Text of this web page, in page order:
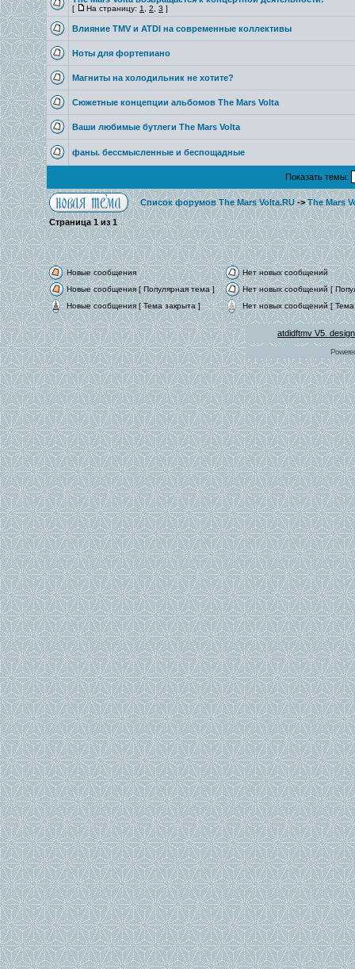
[ На страницу: 1 2 3 ]
Влияние TMV и ATDI на современные коллективы
Ноты для фортепиано
Магниты на холодильник не хотите?
Сюжетные концепции альбомов The Mars Volta
Ваши любимые бутлеги The Mars Volta
фаны. бессмысленные и беспощадные
Показать темы:
Список форумов The Mars Volta.RU->The Mars
Страница1из1
Новые сообщения
Нет новых сообщений
Новые сообщения [ Популярная тема ]
Нет новых сообщений [
Новые сообщения [ Тема закрыта ]
Нет новых сообщений [ Тема
atdidftmv V5.